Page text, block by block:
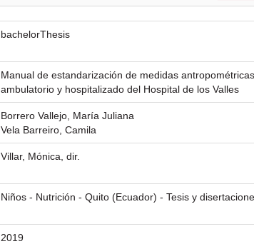
bachelorThesis
Manual de estandarización de medidas
ambulatorio y hospitalizado del Hospital de los Valles
Borrero Vallejo, María Juliana
Vela Barreiro, Camila
Villar, Mónica, dir.
Niños - Nutrición - Quito (Ecuador) - Tesis y
2019